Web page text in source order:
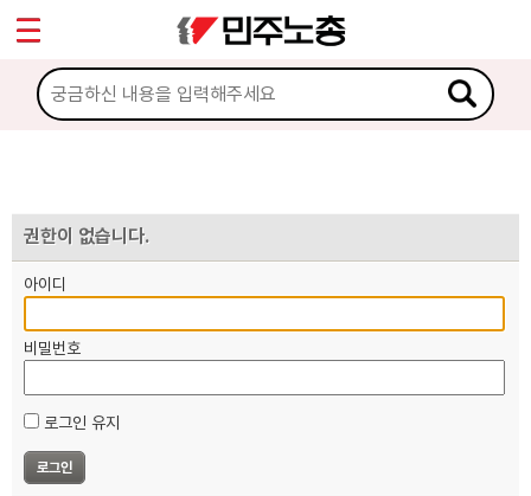
권한이 없습니다.
아이디
비밀번호
로그인 유지
마이페이지
소개
노동상담
자료
부설기관
업무